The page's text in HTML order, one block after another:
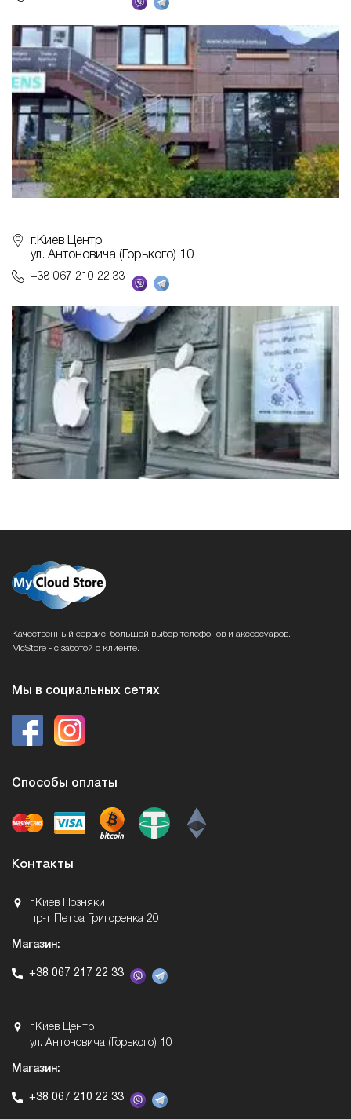
г.Киев Центр
ул. Антоновича (Горького) 10
+38 067 210 22 33
Качественный сервис, большой выбор телефонов и аксессуаров.
McStore - с заботой о клиенте.
Мы в социальных сетях
Способы оплаты
Контакты
г.Киев Позняки
пр-т Петра Григоренка 20
Магазин:
+38 067 217 22 33
г.Киев Центр
ул. Антоновича (Горького) 10
Магазин:
+38 067 210 22 33